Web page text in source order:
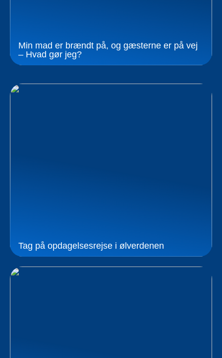
Min mad er brændt på, og gæsterne er på vej
– Hvad gør jeg?
Tag på opdagelsesrejse i ølverdenen